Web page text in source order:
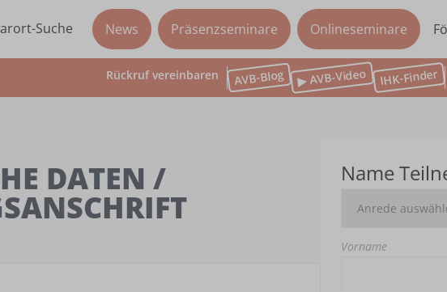
Suche News Präsenzseminare Onlineseminare
Rückruf vereinbaren AVB-Blog ▶ AVB-Video IHK-Finder
DATEN / Name
Vorname